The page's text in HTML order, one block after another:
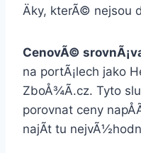
Äky, kterÃ©
CenovÃ©
na portÃ¡lech jako
ZboÅ¾Ã­.cz. Tyto
porovnat ceny
najÃ­t tu